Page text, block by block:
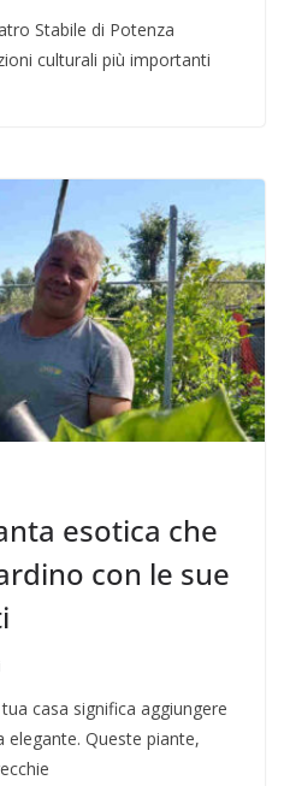
Stabile di Potenza
culturali più importanti
esotica che
con le sue
casa significa aggiungere
Queste piante,